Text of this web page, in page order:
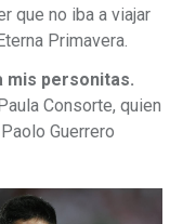
que no iba a viajar
Primavera.
mis personitas.
Consorte, quien
Guerrero